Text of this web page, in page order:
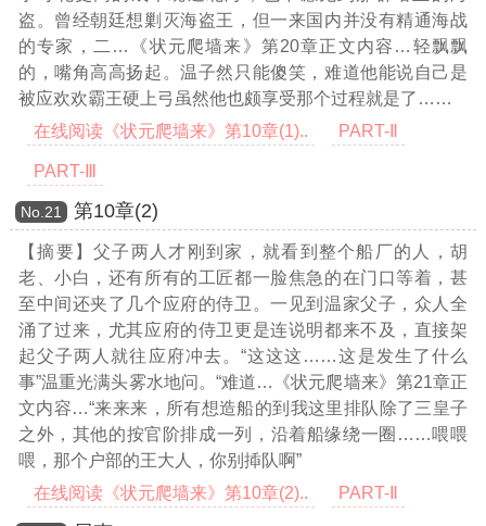
盗。曾经朝廷想剿灭海盗王，但一来国内并没有精通海战
的专家，二 …《状元爬墙来》第20章正文内容… 轻飘飘
的，嘴角高高扬起。温子然只能傻笑，难道他能说自己是
被应欢欢霸王硬上弓虽然他也颇享受那个过程就是了……
在线阅读《状元爬墙来》第10章(1)..
PART-Ⅱ
PART-Ⅲ
Νο.21 第10章(2)
【摘要】父子两人才刚到家，就看到整个船厂的人，胡
老、小白，还有所有的工匠都一脸焦急的在门口等着，甚
至中间还夹了几个应府的侍卫。一见到温家父子，众人全
涌了过来，尤其应府的侍卫更是连说明都来不及，直接架
起父子两人就往应府冲去。“这这这……这是发生了什么
事”温重光满头雾水地问。“难道…《状元爬墙来》第21章正
文内容…“来来来，所有想造船的到我这里排队除了三皇子
之外，其他的按官阶排成一列，沿着船缘绕一圈……喂喂
喂，那个户部的王大人，你别揷队啊”
在线阅读《状元爬墙来》第10章(2)..
PART-Ⅱ